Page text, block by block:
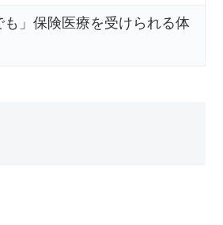
」保険医療を受けられる体